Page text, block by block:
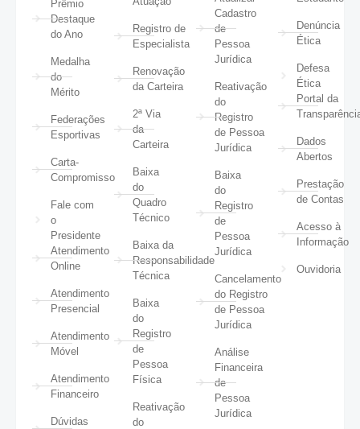
Prêmio
Destaque
do Ano
Medalha
do
Mérito
Federações
Esportivas
Carta-
Compromisso
Fale com
o
Presidente
Atendimento
Online
Atendimento
Presencial
Atendimento
Móvel
Atendimento
Financeiro
Dúvidas
Registro de
Especialista
Renovação
da Carteira
2ª Via
da
Carteira
Baixa
do
Quadro
Técnico
Baixa da
Responsabilidade
Técnica
Baixa
do
Registro
de
Pessoa
Física
Reativação
do
Cadastro
de
Pessoa
Jurídica
Reativação
do
Registro
de Pessoa
Jurídica
Baixa
do
Registro
de
Pessoa
Jurídica
Cancelamento
do Registro
de Pessoa
Jurídica
Análise
Financeira
de
Pessoa
Jurídica
Denúncia
Ética
Defesa
Ética
Portal da
Dados
Abertos
Prestação
de Contas
Acesso à
Informação
Ouvidoria